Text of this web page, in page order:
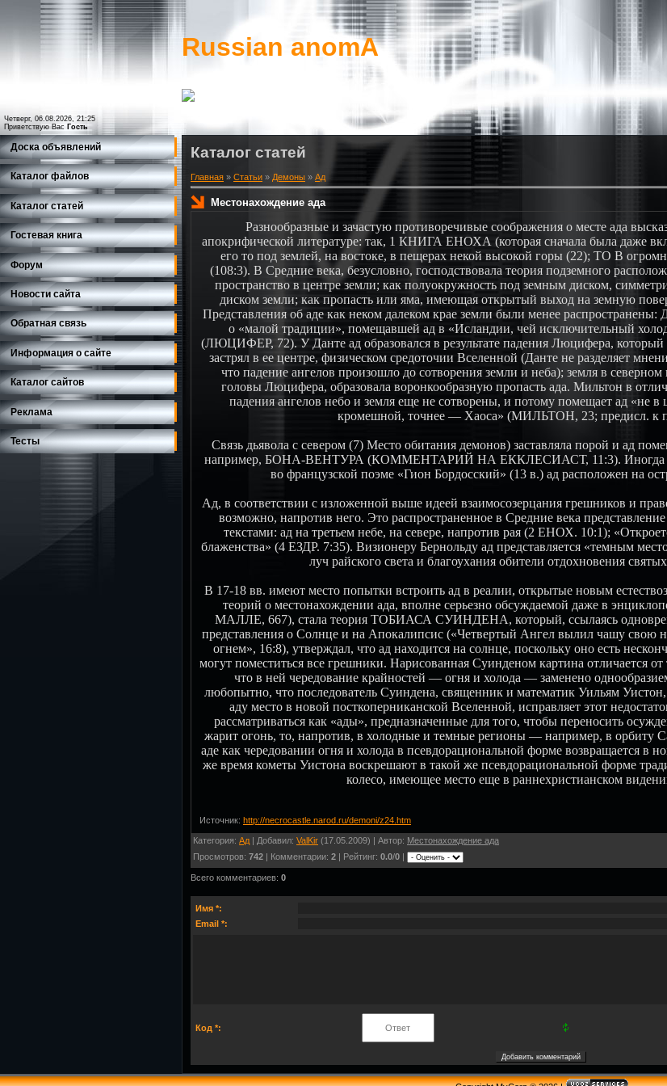
Четверг, 06.08.2026, 21:25
Приветствую Вас Гость
Russian anomA
Доска объявлений
Каталог файлов
Каталог статей
Гостевая книга
Форум
Новости сайта
Обратная связь
Информация о сайте
Каталог сайтов
Реклама
Тесты
Каталог статей
Главная » Статьи » Демоны » Ад
Местонахождение ада
Разнообразные и зачастую противоречивые соображения о месте ада
апокрифической литературе: так, 1 КНИГА ЕНОХА (которая сначала была даже
его то под землей, на востоке, в пещерах некой высокой горы (22); ТО В
(108:3). В Средние века, безусловно, господствовала теория подземного
пространство в центре земли; как полуокружность под земным диском,
диском земли; как пропасть или яма, имеющая открытый выход на земную
Представления об аде как неком далеком крае земли были менее
о «малой традиции», помещавшей ад в «Исландии, чей исключительный
(ЛЮЦИФЕР, 72). У Данте ад образовался в результате падения Люцифера,
застрял в ее центре, физическом средоточии Вселенной (Данте не разделяет
что падение ангелов произошло до сотворения земли и неба); земля в
головы Люцифера, образовала воронкообразную пропасть ада. Мильтон в
падения ангелов небо и земля еще не сотворены, и потому помещает ад «не в
кромешной, точнее — Хаоса» (МИЛЬТОН, 23; предисл. к
Связь дьявола с севером (7) Место обитания демонов) заставляла порой и ад
например, БОНА-ВЕНТУРА (КОММЕНТАРИЙ НА ЕККЛЕСИАСТ, 11:3). Иногда ад
во французской поэме «Гион Бордосский» (13 в.) ад расположен на
Ад, в соответствии с изложенной выше идеей взаимосозерцания грешников и
возможно, напротив него. Это распространенное в Средние века
текстами: ад на третьем небе, на севере, напротив рая (2 ЕНОХ. 10:1);
блаженства» (4 ЕЗДР. 7:35). Визионеру Бернольду ад представляется «темным
луч райского света и благоухания обители отдохновения
В 17-18 вв. имеют место попытки встроить ад в реалии, открытые новым
теорий о местонахождении ада, вполне серьезно обсуждаемой даже в
МАЛЛЕ, 667), стала теория ТОБИАСА СУИНДЕНА, который, ссылаясь
представления о Солнце и на Апокалипсис («Четвертый Ангел вылил чашу свою
огнем», 16:8), утверждал, что ад находится на солнце, поскольку оно есть
могут поместиться все грешники. Нарисованная Суинденом картина отличается от
что в ней чередование крайностей — огня и холода — заменено
любопытно, что последователь Суиндена, священник и математик Уильям
аду место в новой посткоперниканской Вселенной, исправляет этот
рассматриваться как «ады», предназначенные для того, чтобы переносить
жарит огонь, то, напротив, в холодные и темные регионы — например, в орбиту
аде как чередовании огня и холода в псевдорациональной форме возвращается в
же время кометы Уистона воскрешают в такой же псевдорациональной форме
колесо, имеющее место еще в раннехристианском
Источник: http://necrocastle.narod.ru/demoni/z24.htm
Категория: Ад | Добавил: ValKir (17.05.2009) | Автор: Местонахождение ада
Просмотров: 742 | Комментарии: 2 | Рейтинг: 0.0/0 |
Всего комментариев: 0
Имя *:
Email *:
Код *: